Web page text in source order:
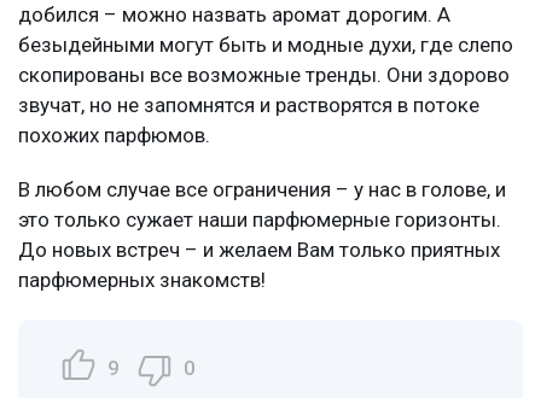
добился – можно назвать аромат дорогим. А
безыдейными могут быть и модные духи, где слепо
скопированы все возможные тренды. Они здорово
звучат, но не запомнятся и растворятся в потоке
похожих парфюмов.
В любом случае все ограничения – у нас в голове, и
это только сужает наши парфюмерные горизонты.
До новых встреч – и желаем Вам только приятных
парфюмерных знакомств!
9 0